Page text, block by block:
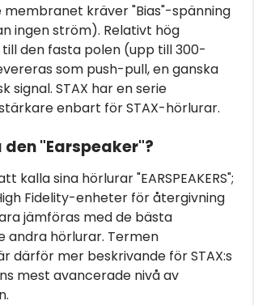
kräver "Bias"-spänning
ingen ström). Relativt hög
den fasta polen (upp till 300-
som push-pull, en ganska
signal. STAX har en serie
enbart för STAX-hörlurar.
"Earspeaker"?
kalla sina hörlurar "EARSPEAKERS";
Fidelity-enheter för återgivning
jämföras med de bästa
andra hörlurar. Termen
är därför mer beskrivande för STAX:s
mest avancerade nivå av